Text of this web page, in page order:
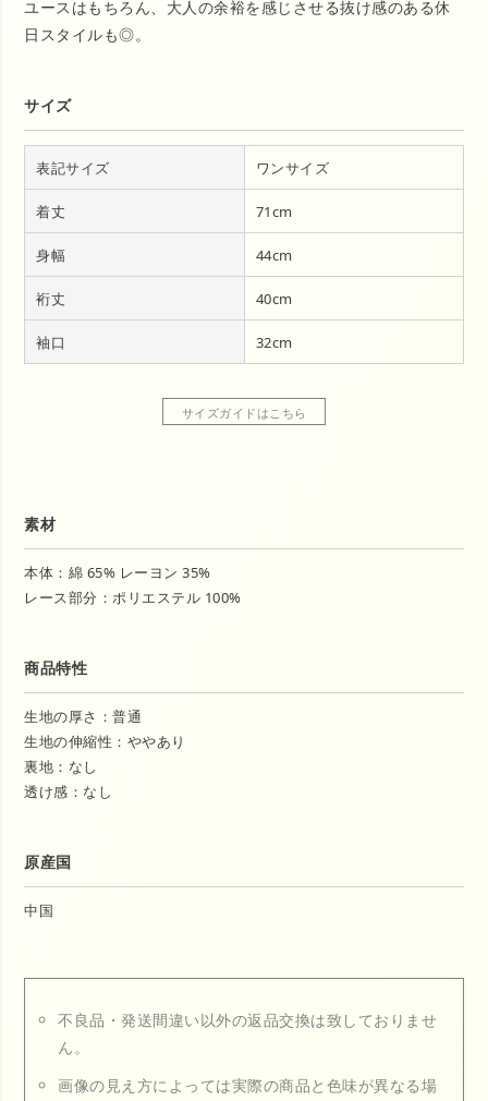
ユースはもちろん、大人の余裕を感じさせる抜け感のある休
日スタイルも◎。
サイズ
表記サイズ ワンサイズ
着丈 71cm
身幅 44cm
裄丈 40cm
袖口 32cm
サイズガイドはこちら
素材
本体：綿 65% レーヨン 35%
レース部分：ポリエステル 100%
商品特性
生地の厚さ：普通
生地の伸縮性：ややあり
裏地：なし
透け感：なし
原産国
中国
不良品・発送間違い以外の返品交換は致しておりませ
ん。
画像の見え方によっては実際の商品と色味が異なる場